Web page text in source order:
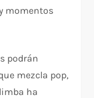
momentos
podrán
mezcla pop,
ha